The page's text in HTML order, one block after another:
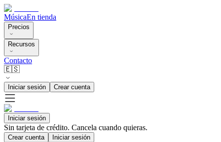
MúsicaEn tienda
Precios
Recursos
Contacto
🇪🇸
Iniciar sesión Crear cuenta
Iniciar sesión
Sin tarjeta de crédito. Cancela cuando quieras.
Crear cuenta Iniciar sesión